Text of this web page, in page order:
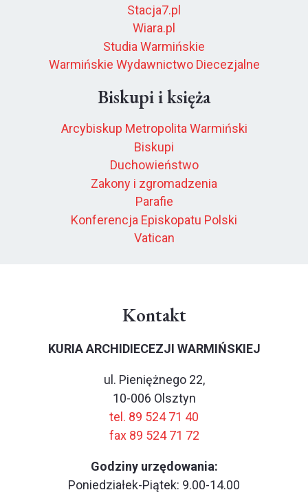
Stacja7.pl
Wiara.pl
Studia Warmińskie
Warmińskie Wydawnictwo Diecezjalne
Biskupi i księża
Arcybiskup Metropolita Warmiński
Biskupi
Duchowieństwo
Zakony i zgromadzenia
Parafie
Konferencja Episkopatu Polski
Vatican
Kontakt
KURIA ARCHIDIECEZJI WARMIŃSKIEJ
ul. Pieniężnego 22,
10-006 Olsztyn
tel. 89 524 71 40
fax 89 524 71 72
Godziny urzędowania:
Poniedziałek-Piątek: 9.00-14.00